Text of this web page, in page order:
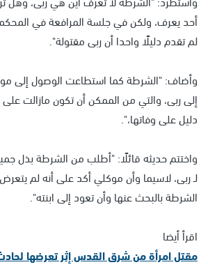
أحد يعرف، ولكن في جلسة المرافعة في
لم تقدم دليلًا واحدا أن ربى مقتولة".
وأضاف: "الشرطة كما استطاعت الوصول إلى
إلى ربى، والتي من الممكن أن تكون مازالت على
دليل على وفاتها،".
واختتم حديثه قائلًا: "أطلب من الشرطة بذل
لـ ربى، لاسيما وأن موكلي أكد على أنه لم
الشرطة بالبحث عنها وأن تعود إلى ابنته".
اقرأ أيضا
مقتل امرأة من شرق القدس إثر تعرضها